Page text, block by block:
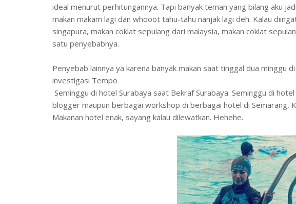
ideal menurut perhitungannya. Tapi banyak teman yang bilang aku
makan makam lagi dan whooot tahu-tahu nanjak lagi deh. Kalau
singapura, makan coklat sepulang dari malaysia, makan coklat
satu penyebabnya.
Penyebab lainnya ya karena banyak makan saat tinggal dua minggu
investigasi Tempo
Seminggu di hotel Surabaya saat Bekraf Surabaya. Seminggu di
blogger maupun berbagai workshop di berbagai hotel di Semarang,
Makanan hotel enak, sayang kalau dilewatkan. Hehehe.